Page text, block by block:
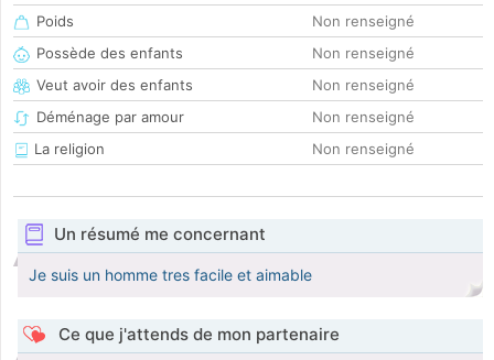
Poids
Non renseigné
Possède des enfants
Non renseigné
Veut avoir des enfants
Non renseigné
Déménage par amour
Non renseigné
La religion
Non renseigné
Un résumé me concernant
Je suis un homme tres facile et aimable
Ce que j'attends de mon partenaire